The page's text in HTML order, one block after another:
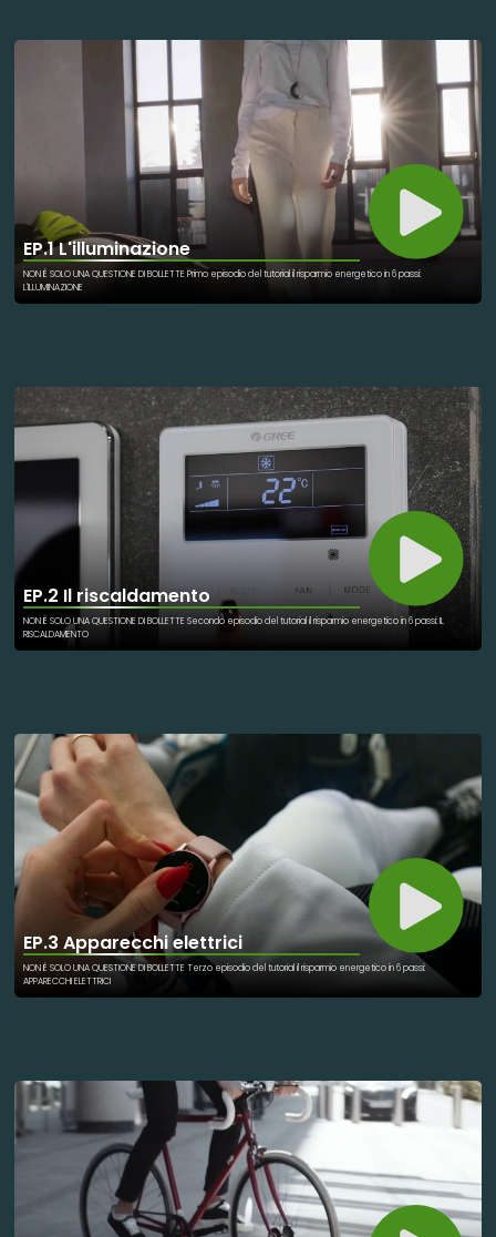
EP.1 L'illuminazione
NON È SOLO UNA QUESTIONE DI BOLLETTE Primo episodio del tutorial il risparmio energetico in 6 passi:
L'ILLUMINAZIONE
EP.2 Il riscaldamento
NON È SOLO UNA QUESTIONE DI BOLLETTE Secondo episodio del tutorial il risparmio energetico in 6 passi: IL
RISCALDAMENTO
EP.3 Apparecchi elettrici
NON È SOLO UNA QUESTIONE DI BOLLETTE Terzo episodio del tutorial il risparmio energetico in 6 passi:
APPARECCHI ELETTRICI